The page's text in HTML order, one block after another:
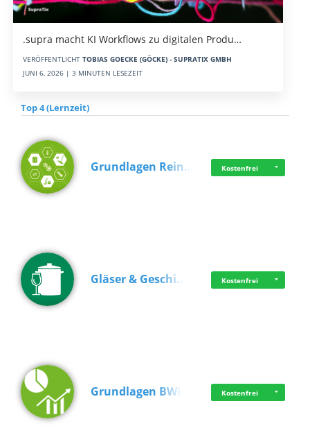
.supra macht KI Workflows zu digitalen Produ…
VERÖFFENTLICHT TOBIAS GOECKE (GÖCKE) - SUPRATIX GMBH
JUNI 6, 2026 | 3 MINUTEN LESEZEIT
Top 4 (Lernzeit)
Grundlagen Rein… Kostenfrei
Gläser & Geschi… Kostenfrei
Grundlagen BWL Kostenfrei